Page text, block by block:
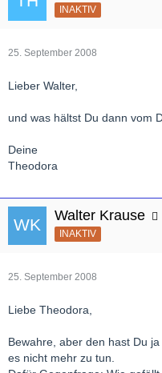
INAKTIV
25. September 2008
Lieber Walter,
und was hältst Du dann vom
Deine
Theodora
Walter Krause
INAKTIV
25. September 2008
Liebe Theodora,
Bewahre, aber den hast Du
es nicht mehr zu tun.